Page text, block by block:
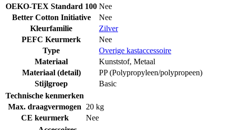
OEKO-TEX Standard 100 Nee
Better Cotton Initiative
Nee
Kleurfamilie
Zilver
PEFC Keurmerk
Nee
Type
Overige kastaccessoire
Materiaal
Kunststof, Metaal
Materiaal (detail)
PP (Polypropyleen/polypropeen)
Stijlgroep
Basic
Technische kenmerken
Max. draagvermogen
20 kg
CE keurmerk
Nee